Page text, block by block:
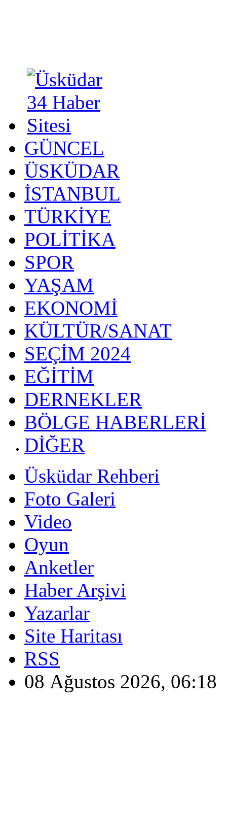
GÜNCEL
ÜSKÜDAR
İSTANBUL
TÜRKİYE
POLİTİKA
SPOR
YAŞAM
EKONOMİ
KÜLTÜR/SANAT
SEÇİM 2024
EĞİTİM
DERNEKLER
BÖLGE HABERLERİ
DİĞER
Üsküdar Rehberi
Foto Galeri
Video
Oyun
Anketler
Haber Arşivi
Yazarlar
Site Haritası
RSS
08 Ağustos 2026, 06:18